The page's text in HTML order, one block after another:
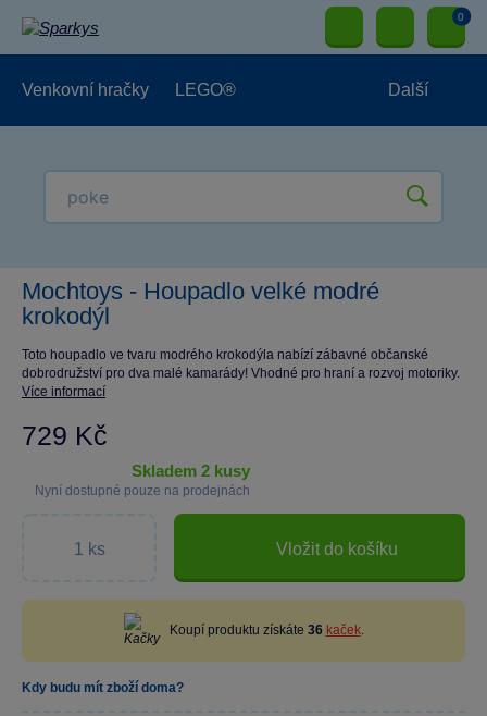
0
Venkovní hračky LEGO® Další
Mochtoys - Houpadlo velké modré
krokodýl
Toto houpadlo ve tvaru modrého krokodýla nabízí zábavné občanské
dobrodružství pro dva malé kamarády! Vhodné pro hraní a rozvoj motoriky.
Více informací
729 Kč
skladem 2 kusy
Nyní dostupné pouze na prodejnách
Vložit do košíku
Koupí produktu získáte 36 kaček.
Kdy budu mít zboží doma?